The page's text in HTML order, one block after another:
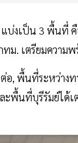
บ่งเป็น 3 พื้นที่
ม. เตรียมความพ
อ, พื้นที่ระหว่า
พื้นที่บุรีรัมย์ได้